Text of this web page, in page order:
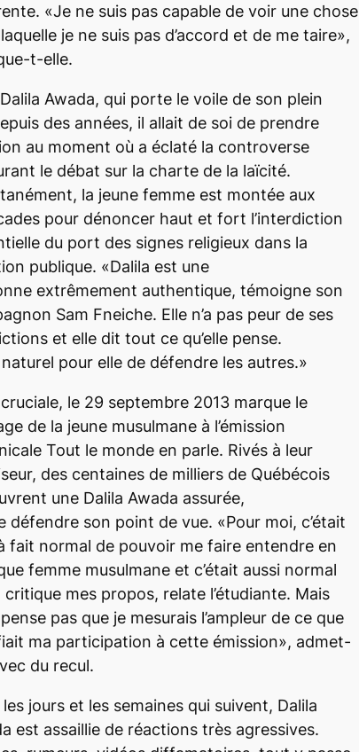
«Je ne suis pas capable de voir une chose
je ne suis pas d’accord et de me taire»,
t-elle.
Awada, qui porte le voile de son plein
des années, il allait de soi de prendre
au moment où a éclaté la controverse
le débat sur la charte de la laïcité.
la jeune femme est montée aux
pour dénoncer haut et fort l’interdiction
du port des signes religieux dans la
publique. «Dalila est une
extrêmement authentique, témoigne son
Sam Fneiche. Elle n’a pas peur de ses
et elle dit tout ce qu’elle pense.
naturel pour elle de défendre les autres.»
le 29 septembre 2013 marque le
de la jeune musulmane à l’émission
Tout le monde en parle. Rivés à leur
des centaines de milliers de Québécois
une Dalila Awada assurée,
défendre son point de vue. «Pour moi, c’était
fait normal de pouvoir me faire entendre en
femme musulmane et c’était aussi normal
critique mes propos, relate l’étudiante. Mais
pas que je mesurais l’ampleur de ce que
ma participation à cette émission», admet-
du recul.
les jours et les semaines qui suivent, Dalila
est assaillie de réactions très agressives.